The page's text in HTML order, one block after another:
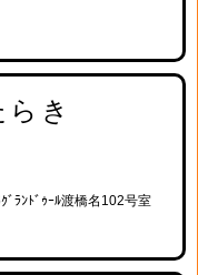
き
ﾗﾝﾄﾞｩｰﾙ渡橋名102号室